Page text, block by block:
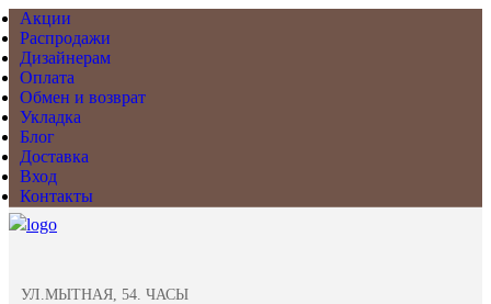
Акции
Распродажи
Дизайнерам
Оплата
Обмен и возврат
Укладка
Блог
Доставка
Вход
Контакты
УЛ.МЫТНАЯ, 54. ЧАСЫ